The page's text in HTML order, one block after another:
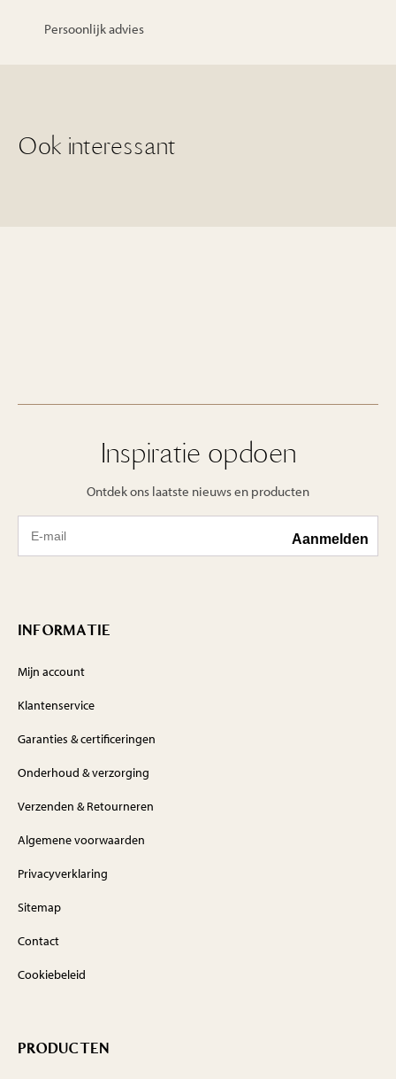
Persoonlijk advies
Ook interessant
Inspiratie opdoen
Ontdek ons laatste nieuws en producten
INFORMATIE
Mijn account
Klantenservice
Garanties & certificeringen
Onderhoud & verzorging
Verzenden & Retourneren
Algemene voorwaarden
Privacyverklaring
Sitemap
Contact
Cookiebeleid
PRODUCTEN